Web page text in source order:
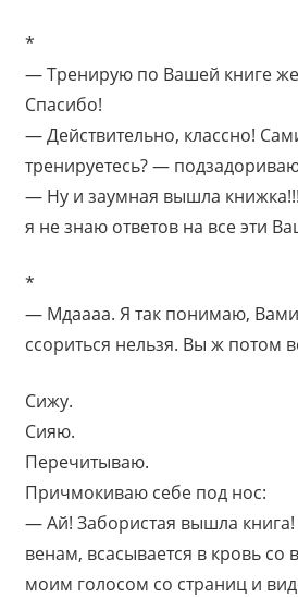
*
— Тренирую по Вашей книге
Спасибо!
— Действительно, классно!
тренируетесь? —
— Ну и заумная вышла книжка!!!
я не знаю ответов на все эти
*
— Мдаааа. Я так понимаю,
ссориться нельзя. Вы ж потом
Сижу.
Сияю.
Перечитываю.
Причмокиваю себе под нос:
— Ай! Забористая вышла
венам, всасывается в кровь со
моим голосом со страниц и